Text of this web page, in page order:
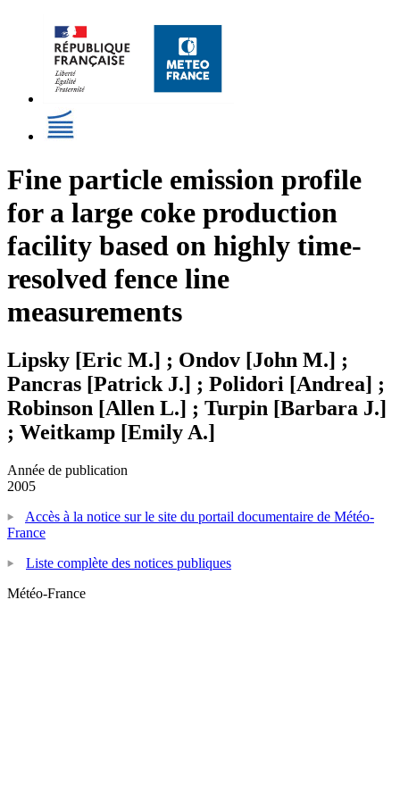
Fine particle emission profile
for a large coke production
facility based on highly time-
resolved fence line
measurements
Lipsky [Eric M.] ; Ondov [John M.] ;
Pancras [Patrick J.] ; Polidori [Andrea] ;
Robinson [Allen L.] ; Turpin [Barbara J.]
; Weitkamp [Emily A.]
Année de publication
2005
Accès à la notice sur le site du portail documentaire de Météo-
France
Liste complète des notices publiques
Météo-France